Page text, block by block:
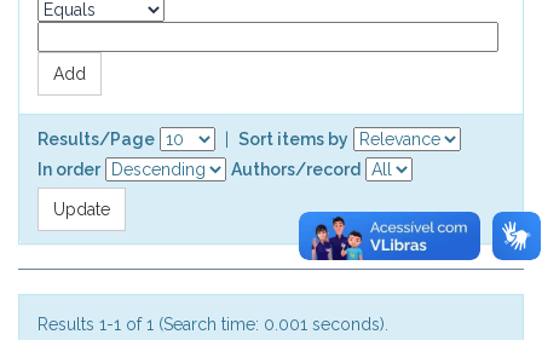
Results/Page
Sort items by
In order
Authors/record
Results 1-1 of 1 (Search time: 0.001 seconds).